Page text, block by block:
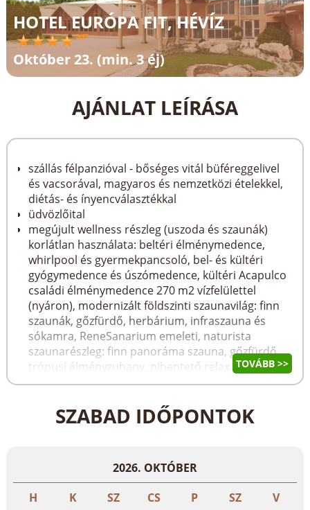
HOTEL EURÓPA FIT, HÉVÍZ
Október 23. (min. 3 éj)
AJÁNLAT LEÍRÁSA
szállás félpanzióval - bőséges vitál büféreggelivel
és vacsorával, magyaros és nemzetközi ételekkel,
diétás- és ínyencválasztékkal
üdvözlőital
megújult wellness részleg (uszoda és szaunák)
korlátlan használata: beltéri élménymedence,
whirlpool és gyermekpancsoló, bel- és kültéri
gyógymedence és úszómedence, kültéri Acapulco
családi élménymedence 270 m2 vízfelülettel
(nyáron), modernizált földszinti szaunavilág: finn
szaunák, gőzfürdő, herbárium, infraszauna és
sókamra, ReneSanarium emeleti, naturista
szaunarészleg: finn panoráma szauna, gőzfürdő,
trópusi élményzuhany, pihentető relaxációs tér,
vezetett szaunafelöntések (felár ellenében)
fitneszterem
Roomli játszóház, kültéri játszótér
programok a heti programajánlatuk részeként,
kiemelt időszakokban gyermek- és felnőtt
TOVÁBB >>
SZABAD IDŐPONTOK
2026. OKTÓBER
H
K SZ CS P SZ
V